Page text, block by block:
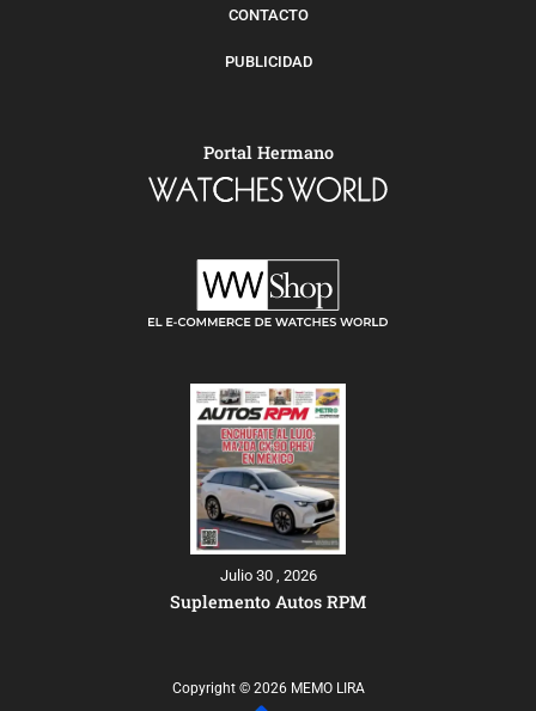
CONTACTO
PUBLICIDAD
Portal Hermano
Julio 30 , 2026
Suplemento Autos RPM
Copyright © 2026 MEMO LIRA